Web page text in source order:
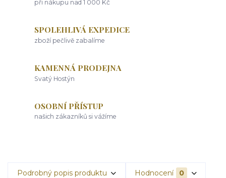
při nákupu nad 1 000 Kč
SPOLEHLIVÁ EXPEDICE
zboží pečlivě zabalíme
KAMENNÁ PRODEJNA
Svatý Hostýn
OSOBNÍ PŘÍSTUP
našich zákazníků si vážíme
Podrobný popis produktu Hodnocení 0